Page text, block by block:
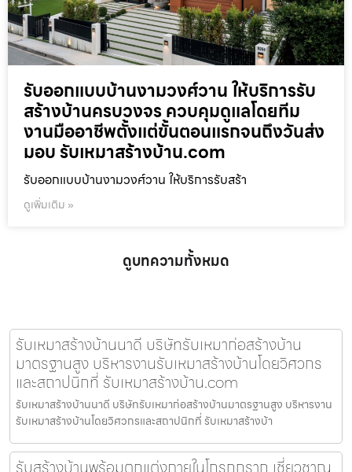
รับออกแบบบ้านงามวงศ์วาน ให้บริการรับ
สร้างบ้านครบวงจร ควบคุมดูแลโดยทีม
งานมืออาชีพตั้งแต่ขั้นตอนแรกจนถึงวันส่ง
มอบ รับเหมาสร้างบ้าน.com
รับออกแบบบ้านงามวงศ์วาน ให้บริการรับสร้า
ดูเพิ่มเติม »
ดูบทความทั้งหมด
รับเหมาสร้างบ้านนาดี บริษัทรับเหมาก่อสร้างบ้าน
มาตรฐานสูง บริหารงานรับเหมาสร้างบ้านโดยวิศวกร
และสถาปนิกที่ รับเหมาสร้างบ้าน.com
รับเหมาสร้างบ้านนาดี บริษัทรับเหมาก่อสร้างบ้านมาตรฐานสูง บริหารงาน
รับเหมาสร้างบ้านโดยวิศวกรและสถาปนิกที่ รับเหมาสร้างบ้า